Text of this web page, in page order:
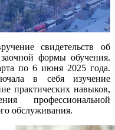
свидетельств об
формы обучения.
по 6 июня 2025 года.
в себя изучение
практических навыков,
профессиональной
обслуживания.